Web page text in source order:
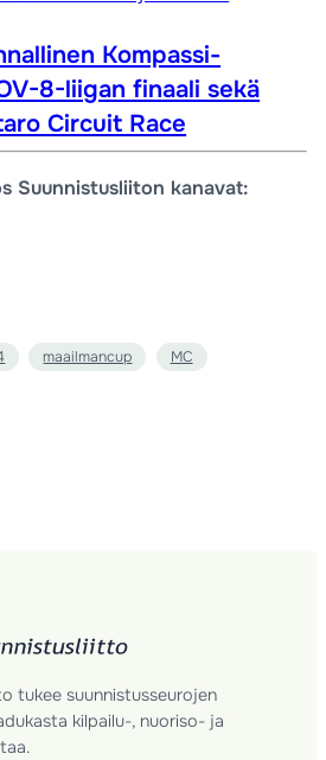
Kompassi-
8-liigan finaali sekä
Circuit Race
Suunnistusliiton kanavat:
maailmancup MC
tukee suunnistusseurojen
kilpailu-, nuoriso- ja